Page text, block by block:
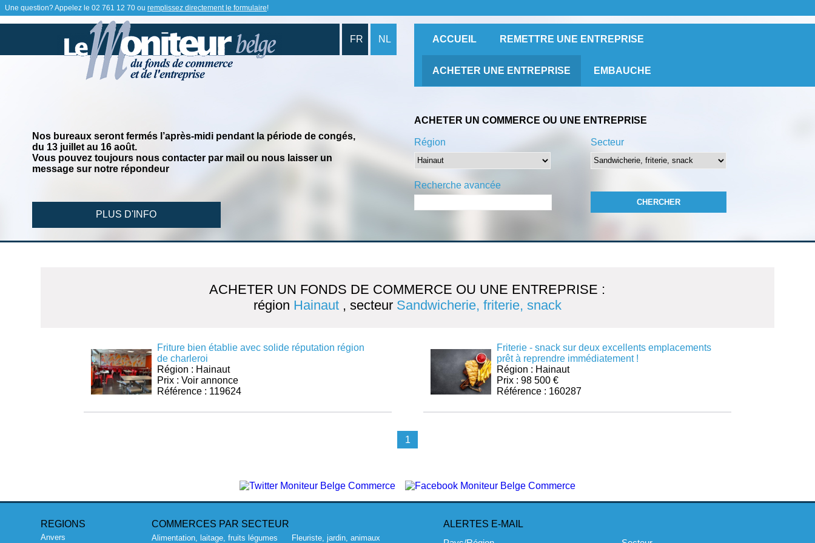
Une question? Appelez le 02 761 12 70 ou remplissez directement le formulaire!
FR NL ACCUEIL REMETTRE UNE ENTREPRISE
ACHETER UNE ENTREPRISE EMBAUCHE
Nos bureaux seront fermés l’après-midi pendant la période de congés,
du 13 juillet au 16 août.
Vous pouvez toujours nous contacter par mail ou nous laisser un
message sur notre répondeur
PLUS D'INFO
ACHETER UN COMMERCE OU UNE ENTREPRISE
Région
Recherche avancée
Secteur
ACHETER UN FONDS DE COMMERCE OU UNE ENTREPRISE :
région Hainaut, secteur Sandwicherie, friterie, snack
Friture bien établie avec solide réputation région
de charleroi
Région : Hainaut
Prix : Voir annonce
Référence : 119624
Friterie - snack sur deux excellents emplacements
prêt à reprendre immédiatement !
Région : Hainaut
Prix : 98 500 €
Référence : 160287
1
REGIONS
Anvers
COMMERCES PAR SECTEUR
Alimentation, laitage, fruits légumes Fleuriste, jardin, animaux
ALERTES E-MAIL